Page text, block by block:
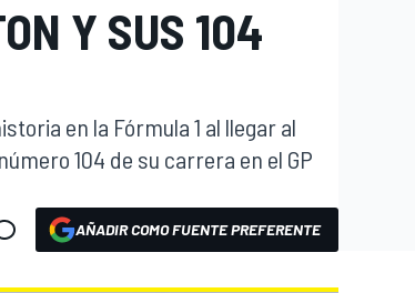
Y SUS 104
en la Fórmula 1 al llegar al
104 de su carrera en el GP
AÑADIR COMO FUENTE PREFERENTE